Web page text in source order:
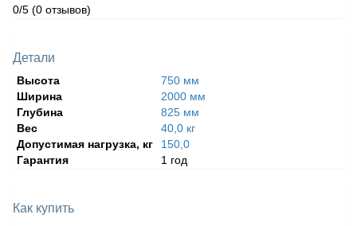
0/5 (0 отзывов)
Детали
Высота
750 мм
Ширина
2000 мм
Глубина
825 мм
Вес
40,0 кг
Допустимая нагрузка, кг
150,0
Гарантия
1 год
Как купить